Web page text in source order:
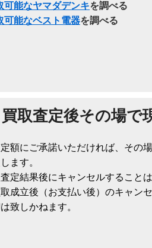
可能なヤマダデンキを調べる
可能なベスト電器を調べる
買取査定後その場で
額にご承諾いただければ、その
ます。
定結果後にキャンセルすること
成立後（お支払い後）のキャン
致しかねます。